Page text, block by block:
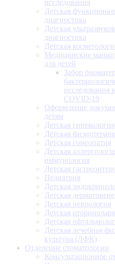
исследования
Детская
диагностика
Детская
диагностика
Детская
Медицинские
для детей
Забор
исследования
COVID-19
Оформление
детям
Детская гинекология
Детская
Детская гомеопатия
Детская
иммунология
Детская
Педиатрия
Детская
Детская
Детская неврология
Детская
Детская
Детская лечебная
культура (ЛФК)
Отделение стоматологии
Консультационное